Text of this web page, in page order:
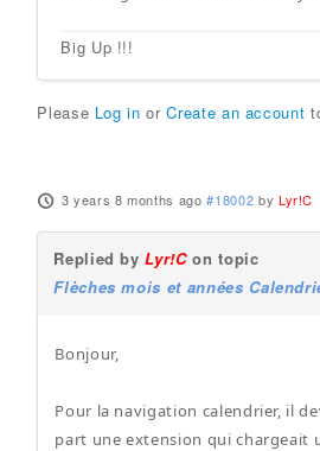
Big Up !!!
Please Log in orCreate an account
3 years 8 months ago #18002 by Lyr!C
Replied byLyr!Con topic
Flèches mois et années
Bonjour,
Pour la navigation calendrier, il
part une extension qui chargeait